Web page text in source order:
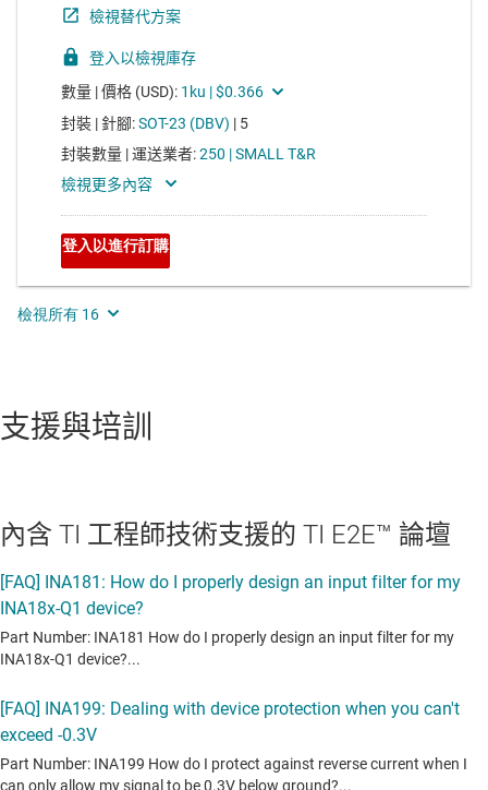
支援與培訓
內含 TI 工程師技術支援的 TI E2E™ 論壇